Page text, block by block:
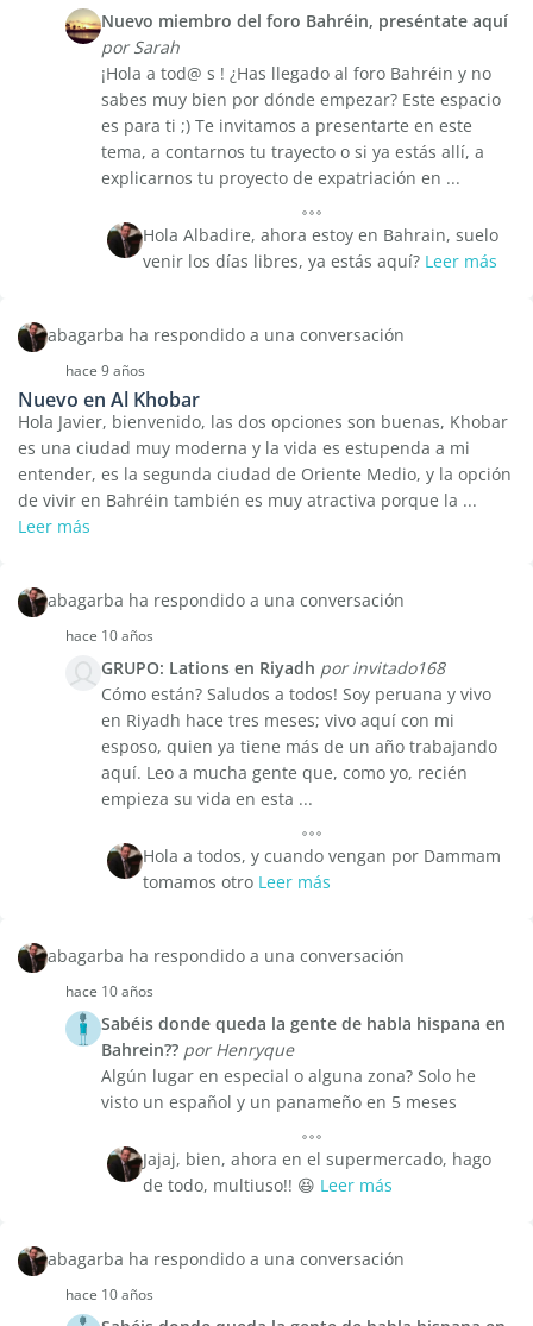
Nuevo miembro del foro Bahréin, preséntate aquí
por Sarah
¡Hola a tod@ s ! ¿Has llegado al foro Bahréin y no
sabes muy bien por dónde empezar? Este espacio
es para ti ;) Te invitamos a presentarte en este
tema, a contarnos tu trayecto o si ya estás allí, a
explicarnos tu proyecto de expatriación en ...
Hola Albadire, ahora estoy en Bahrain, suelo
venir los días libres, ya estás aquí? Leer más
abagarba ha respondido a una conversación
hace 9 años
Nuevo en Al Khobar
Hola Javier, bienvenido, las dos opciones son buenas, Khobar
es una ciudad muy moderna y la vida es estupenda a mi
entender, es la segunda ciudad de Oriente Medio, y la opción
de vivir en Bahréin también es muy atractiva porque la ...
Leer más
abagarba ha respondido a una conversación
hace 10 años
GRUPO: Lations en Riyadh por invitado168
Cómo están? Saludos a todos! Soy peruana y vivo
en Riyadh hace tres meses; vivo aquí con mi
esposo, quien ya tiene más de un año trabajando
aquí. Leo a mucha gente que, como yo, recién
empieza su vida en esta ...
Hola a todos, y cuando vengan por Dammam
tomamos otro Leer más
abagarba ha respondido a una conversación
hace 10 años
Sabéis donde queda la gente de habla hispana en
Bahrein?? por Henryque
Algún lugar en especial o alguna zona? Solo he
visto un español y un panameño en 5 meses
Jajaj, bien, ahora en el supermercado, hago
de todo, multiuso!! 😆 Leer más
abagarba ha respondido a una conversación
hace 10 años